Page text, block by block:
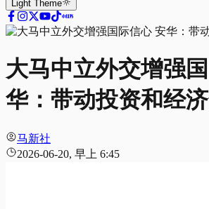
Light Theme
大马中立外交增强
华：带动投资和经
马新社
2026-06-20, 早上 6:45